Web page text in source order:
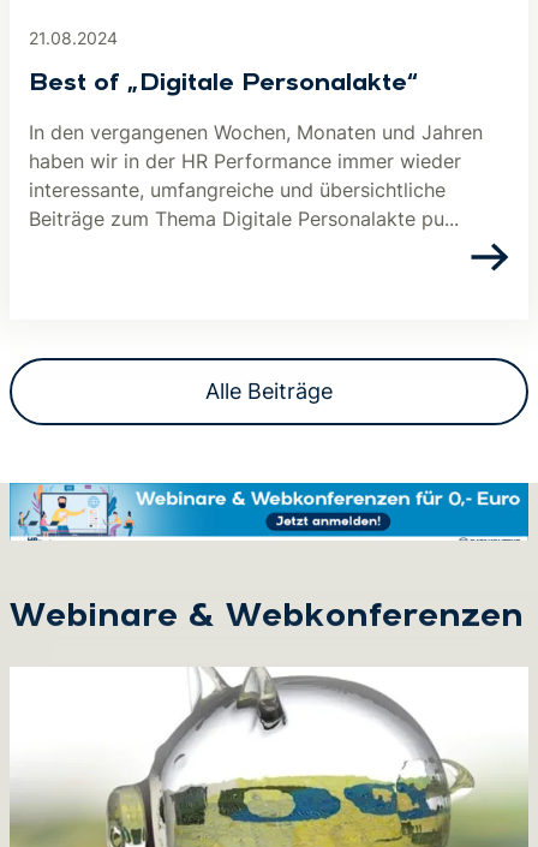
21.08.2024
Best of „Digitale Personalakte“
In den vergangenen Wochen, Monaten und Jahren
haben wir in der HR Performance immer wieder
interessante, umfangreiche und übersichtliche
Beiträge zum Thema Digitale Personalakte pu...
Alle Beiträge
Webinare & Webkonferenzen